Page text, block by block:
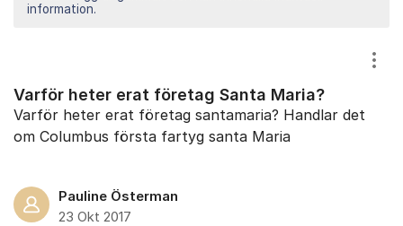
information.
Varför heter erat företag Santa Maria?
Varför heter erat företag santamaria? Handlar det
om Columbus första fartyg santa Maria
Pauline Österman
23 Okt 2017